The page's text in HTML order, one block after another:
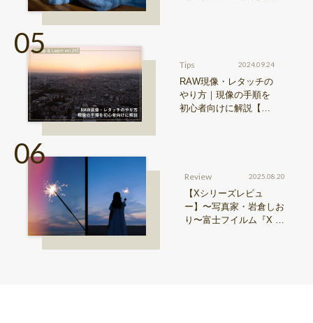
Tips 2024.09.24
RAW現像・レタッチの
やり方｜現像の手順を
初心者向けに解説【Sn
Review 2025.08.20
【Xシリーズレビュ
ー】〜写真家・岩倉しお
り〜富士フイルム『X ha